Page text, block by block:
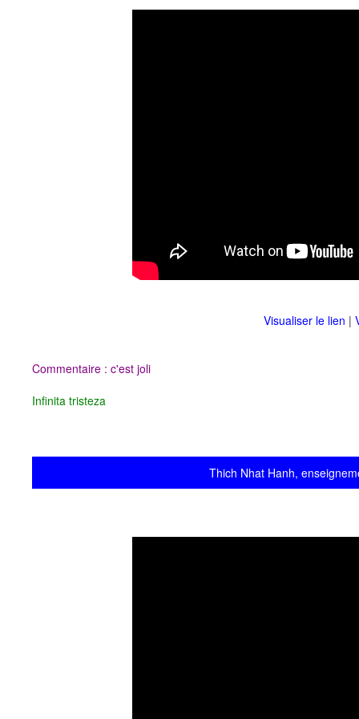
Visualiser le lien |
Commentaire : c'est joli
Infinita tristeza
Thich Nhat Hanh,